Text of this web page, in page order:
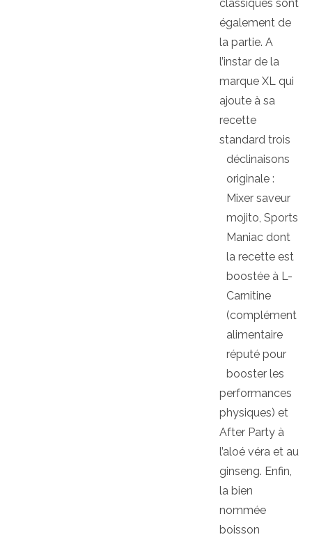
classiques sont
également de
la partie. A
l’instar de la
marque XL qui
ajoute à sa
recette
standard trois
déclinaisons
originale :
Mixer saveur
mojito, Sports
Maniac dont
la recette est
boostée à L-
Carnitine
(complément
alimentaire
réputé pour
booster les
performances
physiques) et
After Party à
l’aloé véra et au
ginseng. Enfin,
la bien
nommée
boisson